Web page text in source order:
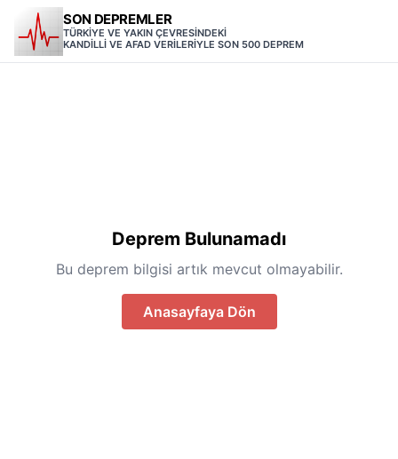
SON DEPREMLER
TÜRKİYE VE YAKIN ÇEVRESİNDEKİ
KANDİLLİ VE AFAD VERİLERİYLE SON 500 DEPREM
Deprem Bulunamadı
Bu deprem bilgisi artık mevcut olmayabilir.
Anasayfaya Dön